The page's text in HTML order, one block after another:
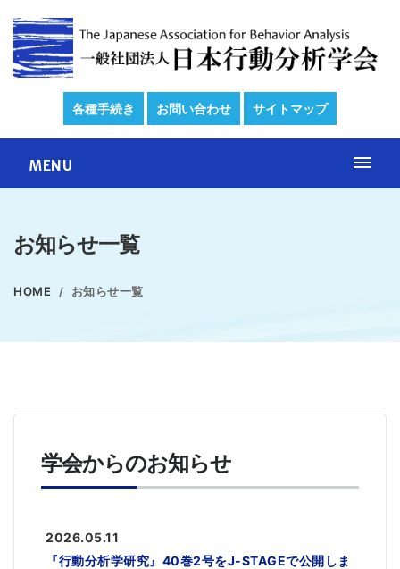
各種手続き お問い合わせ サイトマップ
MENU
お知らせ一覧
HOME お知らせ一覧
学会からのお知らせ
2026.05.11
『行動分析学研究』40巻2号をJ-STAGEで公開しま